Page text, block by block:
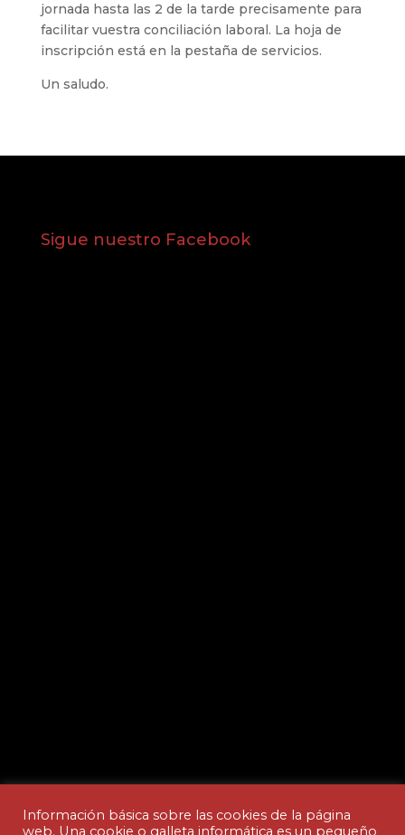
jornada hasta las 2 de la tarde precisamente para
facilitar vuestra conciliación laboral. La hoja de
inscripción está en la pestaña de servicios.
Un saludo.
Sigue nuestro Facebook
Información básica sobre las cookies de la página
web. Una cookie o galleta informática es un pequeño